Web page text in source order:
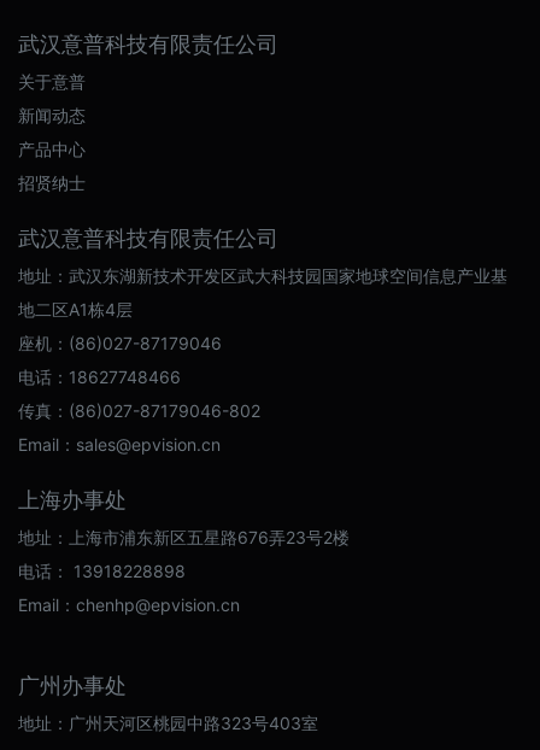
武汉意普科技有限责任公司
关于意普
新闻动态
产品中心
招贤纳士
武汉意普科技有限责任公司
地址：武汉东湖新技术开发区武大科技园国家地球空间信息产业基
地二区A1栋4层
座机：(86)027-87179046
电话：18627748466
传真：(86)027-87179046-802
Email：sales@epvision.cn
上海办事处
地址：上海市浦东新区五星路676弄23号2楼
电话： 13918228898
Email：chenhp@epvision.cn
广州办事处
地址：广州天河区桃园中路323号403室